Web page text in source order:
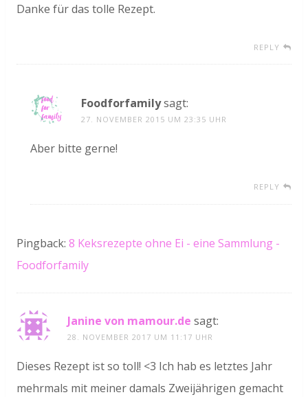
Danke für das tolle Rezept.
REPLY
Foodforfamilysagt:
27. NOVEMBER 2015 UM 23:35 UHR
Aber bitte gerne!
REPLY
Pingback: 8 Keksrezepte ohne Ei - eine Sammlung -
Foodforfamily
Janine von mamour.de sagt:
28. NOVEMBER 2017 UM 11:17 UHR
Dieses Rezept ist so toll! <3 Ich hab es letztes Jahr
mehrmals mit meiner damals Zweijährigen gemacht